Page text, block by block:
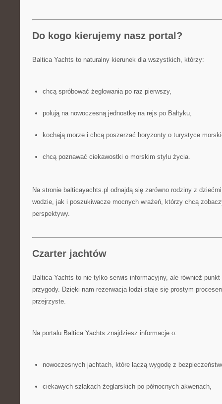
Do kogo kierujemy nasz portal?
Baltica Yachts to naturalny kierunek dla wszystkich, którzy:
chcą spróbować żeglowania po raz pierwszy,
polują na nowoczesną jednostkę na rejs po Bałtyku,
kochają morze i chcą poszerzać horyzonty o turystyce
chcą poznawać ciekawostki o morskim stylu życia.
Na stronie balticayachts.pl odnajdą się zarówno rodziny z
wodzie, jak i poszukiwacze mocnych wrażeń, którzy chcą
perspektywy.
Czarter jachtów
Baltica Yachts to nie tylko serwis informacyjny, ale również
przygody. Dzięki nam rezerwacja łodzi staje się prostym
przejrzyste.
Na portalu Baltica Yachts znajdziesz informacje o:
nowoczesnych jachtach, które łączą wygodę z
ciekawych szlakach żeglarskich po północnych akwenach,